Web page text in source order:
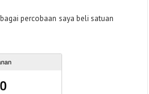
percobaan saya beli satuan